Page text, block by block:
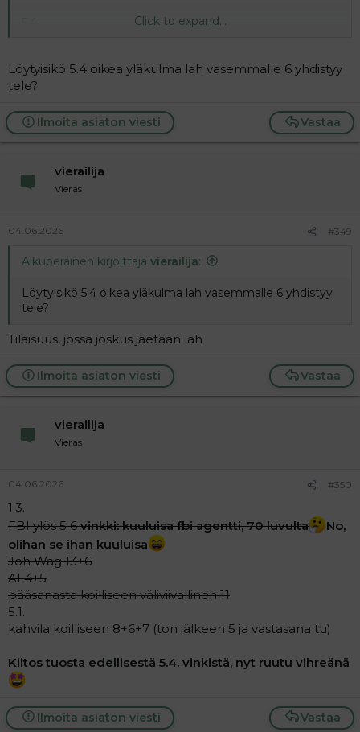
ong 5 ja 6 kaloja
re ke ylempi 9 ja 10keitintyppejä, 9 toimii monella eri
polttoaineella ja 10 luonnosta löytyvällä
Click to expand...
Löytyisikö 5.4 oikea yläkulma lah vasemmalle 6 yhdistyy
tele?
Vastaa
Ilmoita asiaton viesti
vierailija
Vieras
04.06.2026 #349
Alkuperäinen kirjoittaja vierailija:
Löytyisikö 5.4 oikea yläkulma lah vasemmalle 6 yhdistyy
tele?
Tilaisuus, jossa joskus jaetaan lah
Vastaa
Ilmoita asiaton viesti
vierailija
Vieras
04.06.2026 #350
1.3.
FBI ylös 5 6vinkki: kuuluisa fbi agentti, 70 luvulta
No,
olihan se ihan kuuluisa
Joh Wag 13+6
AI 4+5
pääsanasta koilliseen väliviivallinen 11
5.1.
kahvila koilliseen 8+6+7 (ton jälkeen 5 ja vastasana tu)
Kiitos tuosta edellisestä 5.4. vinkistä, nyt ruutu vihreänä
Vastaa
Ilmoita asiaton viesti